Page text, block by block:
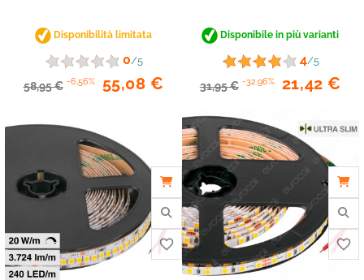
Disponibilità limitata
0/5
58,95 € -6,56% 55,08 €
Disponibile in più varianti
4/5
31,95 € -32,96% 21,42 €